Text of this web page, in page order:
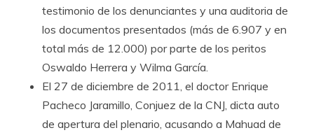
testimonio de los denunciantes y una auditoria de
los documentos presentados (más de 6.907 y en
total más de 12.000) por parte de los peritos
Oswaldo Herrera y Wilma García.
El 27 de diciembre de 2011, el doctor Enrique
Pacheco Jaramillo, Conjuez de la CNJ, dicta auto
de apertura del plenario, acusando a Mahuad de